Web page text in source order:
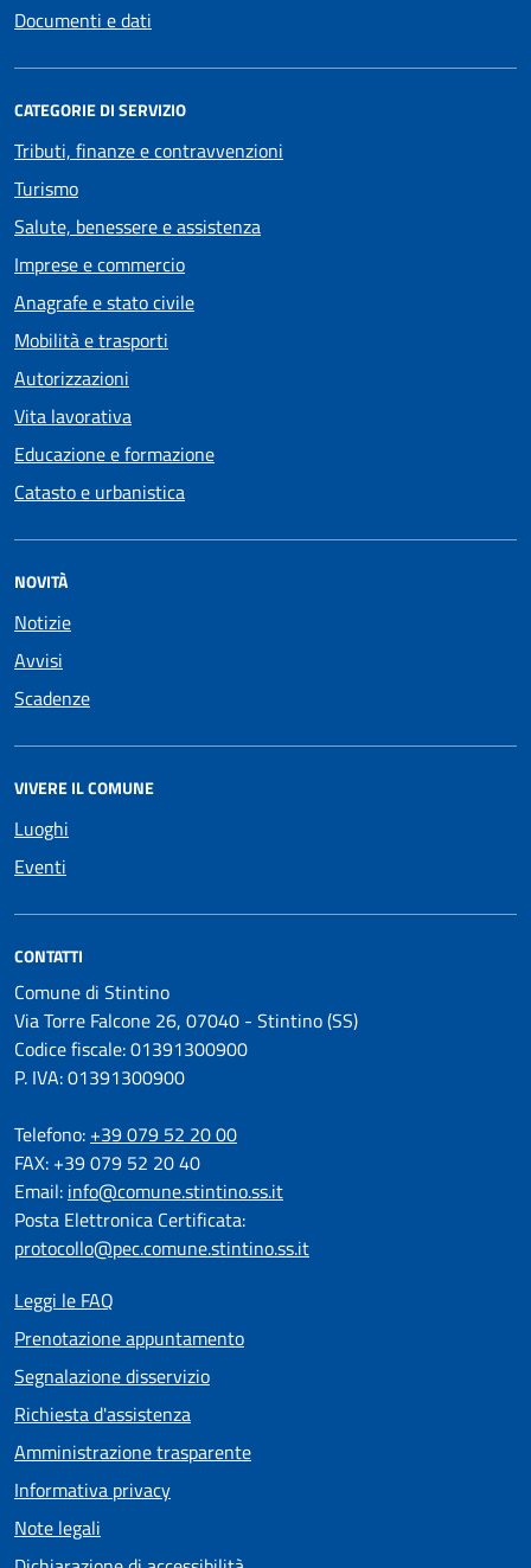
Documenti e dati
CATEGORIE DI SERVIZIO
Tributi, finanze e contravvenzioni
Turismo
Salute, benessere e assistenza
Imprese e commercio
Anagrafe e stato civile
Mobilità e trasporti
Autorizzazioni
Vita lavorativa
Educazione e formazione
Catasto e urbanistica
NOVITÀ
Notizie
Avvisi
Scadenze
VIVERE IL COMUNE
Luoghi
Eventi
CONTATTI
Comune di Stintino
Via Torre Falcone 26, 07040 - Stintino (SS)
Codice fiscale: 01391300900
P. IVA: 01391300900
Telefono: +39 079 52 20 00
FAX: +39 079 52 20 40
Email: info@comune.stintino.ss.it
Posta Elettronica Certificata:
protocollo@pec.comune.stintino.ss.it
Leggi le FAQ
Prenotazione appuntamento
Segnalazione disservizio
Richiesta d'assistenza
Amministrazione trasparente
Informativa privacy
Note legali